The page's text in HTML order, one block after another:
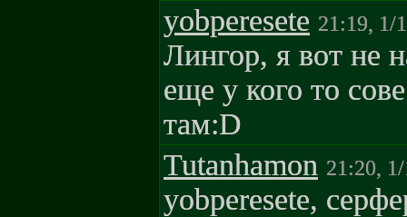
yobperesete 21:19, 1/
Лингор, я вот не
еще у кого то
там:D
Tutanhamon 21:20,
yobperesete,